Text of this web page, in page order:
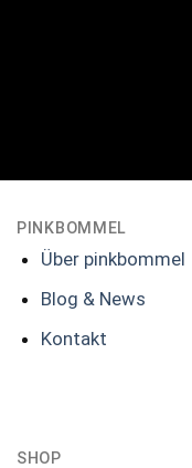
PINKBOMMEL
Über pinkbommel
Blog & News
Kontakt
SHOP